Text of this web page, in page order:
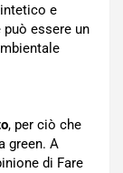
e
essere un
, per ciò che
green. A
di Fare